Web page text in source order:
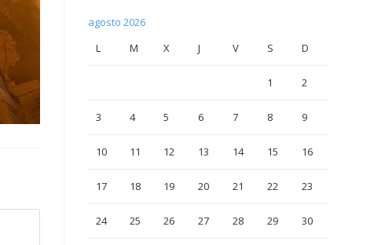
agosto 2026
L
M X J V S D
1 2
3 4 5 6 7 8 9
10 11 12 13 14 15 16
17 18 19 20 21 22 23
24 25 26 27 28 29 30